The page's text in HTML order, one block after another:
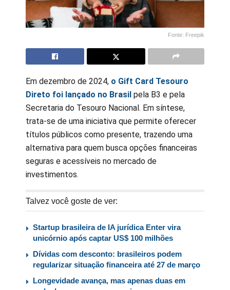
Fonte: Freepik
Em dezembro de 2024, o Gift Card Tesouro
Direto foi lançado no Brasil pela B3 e pela
Secretaria do Tesouro Nacional. Em síntese,
trata-se de uma iniciativa que permite oferecer
títulos públicos como presente, trazendo uma
alternativa para quem busca opções financeiras
seguras e acessíveis no mercado de
investimentos.
Talvez você goste de ver:
Startup brasileira de IA jurídica Enter vira
unicórnio após captar US$ 100 milhões
Dívidas com desconto: brasileiros podem
regularizar situação financeira até 27 de março
Longevidade avança, mas apenas duas em